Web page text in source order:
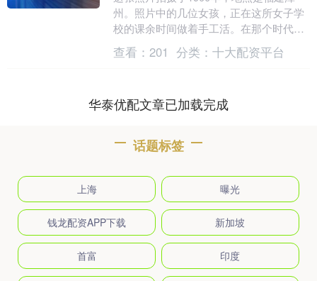
州。照片中的几位女孩，正在这所女子学
校的课余时间做着手工活。在那个时代，
女子的教育并不被看重，社会普遍认为女
子不应接受过多....
查看： 201 分类： 十大配资平台
华泰优配文章已加载完成
话题标签
上海 曝光
钱龙配资APP下载 新加坡
首富 印度